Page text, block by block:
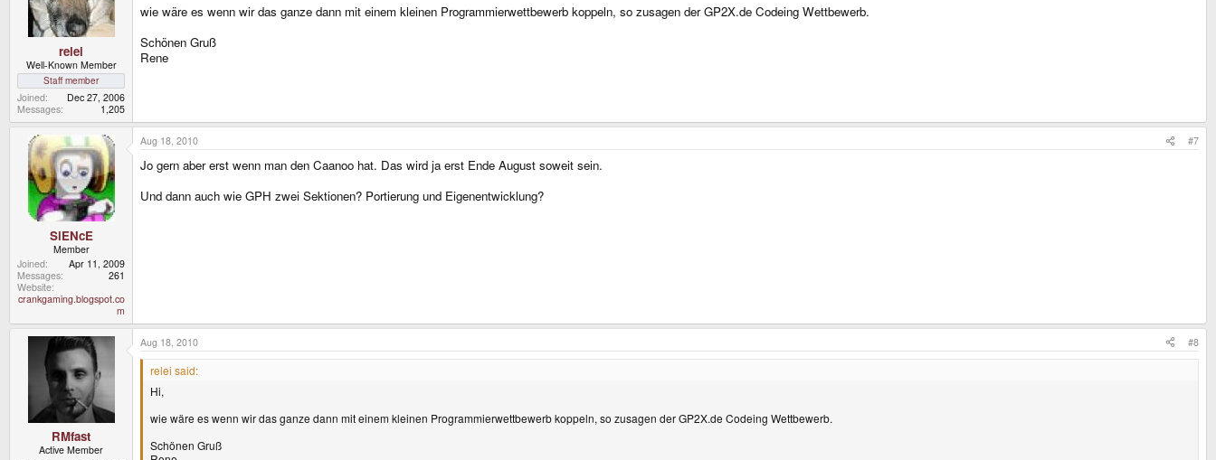
relei
Well-Known Member
Staff member
Joined
Dec 27, 2006
Messages
1,205
wie wäre es wenn wir das ganze dann mit einem kleinen Programmierwettbewerb koppeln, so zusagen der GP2X.de Codeing Wettbewerb.
Schönen Gruß
Rene
SiENcE
Member
Joined
Apr 11, 2009
Messages
261
Website
crankgaming.blogspot.co
m
Aug 18, 2010 #7
Jo gern aber erst wenn man den Caanoo hat. Das wird ja erst Ende August soweit sein.
Und dann auch wie GPH zwei Sektionen? Portierung und Eigenentwicklung?
RMfast
Active Member
Aug 18, 2010 #8
relei said:
Hi,
wie wäre es wenn wir das ganze dann mit einem kleinen Programmierwettbewerb koppeln, so zusagen der GP2X.de Codeing Wettbewerb.
Schönen Gruß